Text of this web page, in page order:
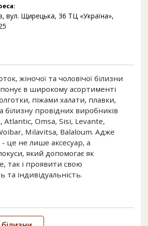
вул. Щирецька, 36 ТЦ «Україна»,
жіночої та чоловічої білизни
в широкому асортименті
піжами халати, плавки,
білизну провідних виробників
Atlantic, Omsa, Sisi, Levante,
Milavitsa, Balaloum. Адже
- це не лише аксесуар, а
який допомогає як
так і проявити свою
та індивідуальність.